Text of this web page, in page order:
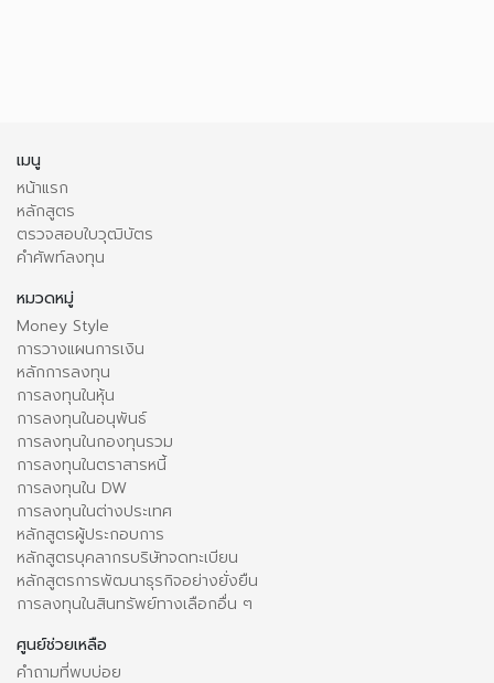
เมนู
หน้าแรก
หลักสูตร
ตรวจสอบใบวุฒิบัตร
คำศัพท์ลงทุน
หมวดหมู่
Money Style
การวางแผนการเงิน
หลักการลงทุน
การลงทุนในหุ้น
การลงทุนในอนุพันธ์
การลงทุนในกองทุนรวม
การลงทุนในตราสารหนี้
การลงทุนใน DW
การลงทุนในต่างประเทศ
หลักสูตรผู้ประกอบการ
หลักสูตรบุคลากรบริษัทจดทะเบียน
หลักสูตรการพัฒนาธุรกิจอย่างยั่งยืน
การลงทุนในสินทรัพย์ทางเลือกอื่น ๆ
ศูนย์ช่วยเหลือ
คำถามที่พบบ่อย